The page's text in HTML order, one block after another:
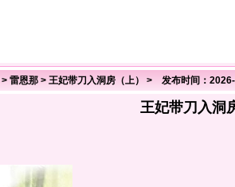
> 雷恩那 > 王妃带刀入洞房（上） > 发布时间：
王妃带刀入